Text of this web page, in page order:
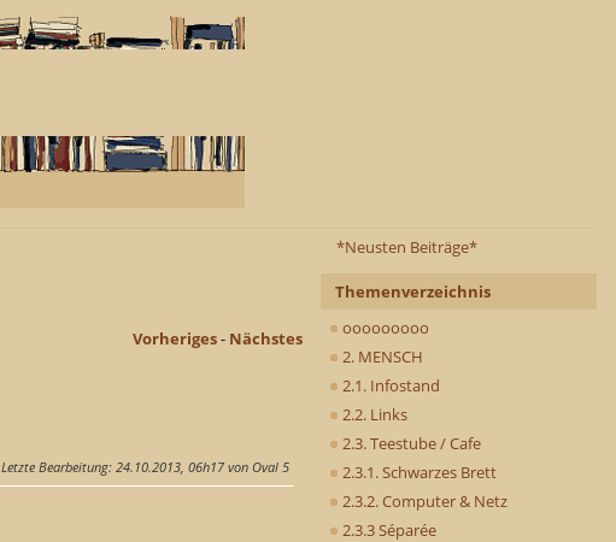
*Neusten Beiträge*
Themenverzeichnis
ooooooooo
2. MENSCH
2.1. Infostand
2.2. Links
2.3. Teestube / Cafe
2.3.1. Schwarzes Brett
2.3.2. Computer & Netz
2.3.3 Séparée
Vorheriges- Nächstes
Letzte Bearbeitung: 24.10.2013, 06h17 von Oval 5